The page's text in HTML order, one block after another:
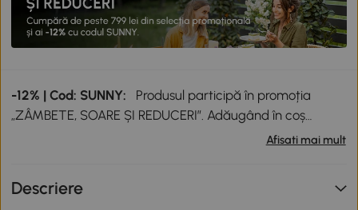
-12% | Cod: SUNNY:
Produsul participă în promoția
„ZÂMBETE, SOARE ȘI REDUCERI”. Adăugând în coș
produse participante în valoare totală de peste 799 lei,
valabilă până la data de 12.08.2026.
Afisati mai mult
Descriere